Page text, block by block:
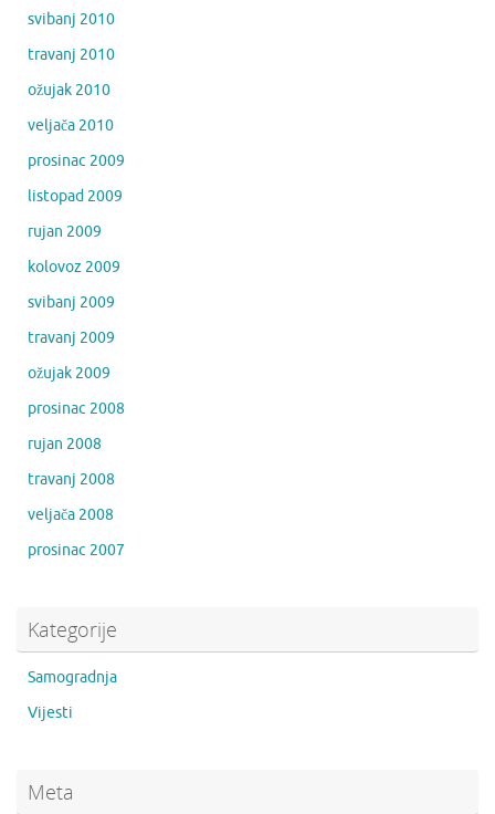
svibanj 2010
travanj 2010
ožujak 2010
veljača 2010
prosinac 2009
listopad 2009
rujan 2009
kolovoz 2009
svibanj 2009
travanj 2009
ožujak 2009
prosinac 2008
rujan 2008
travanj 2008
veljača 2008
prosinac 2007
Kategorije
Samogradnja
Vijesti
Meta